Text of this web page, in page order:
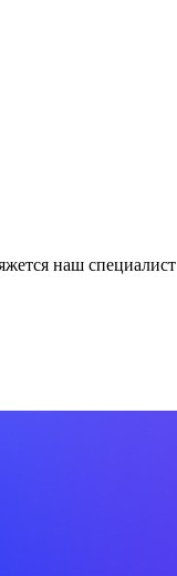
наш специалист